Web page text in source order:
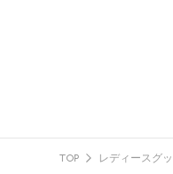
TOP レディースグ